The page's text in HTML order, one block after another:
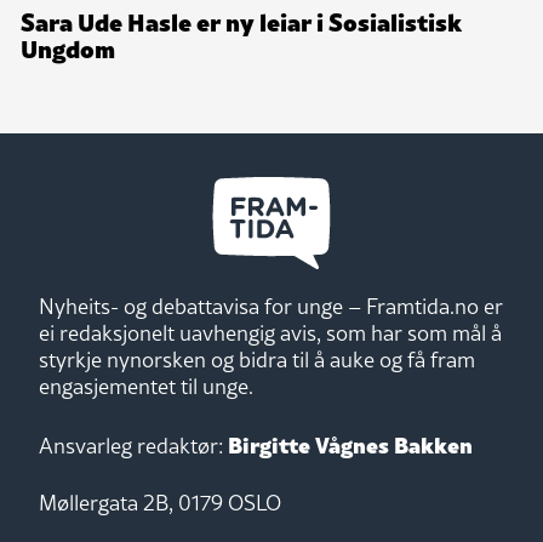
Sara Ude Hasle er ny leiar i Sosialistisk
Ungdom
Nyheits- og debattavisa for unge – Framtida.no er
ei redaksjonelt uavhengig avis, som har som mål å
styrkje nynorsken og bidra til å auke og få fram
engasjementet til unge.
Ansvarleg redaktør: Birgitte Vågnes Bakken
Møllergata 2B, 0179 OSLO